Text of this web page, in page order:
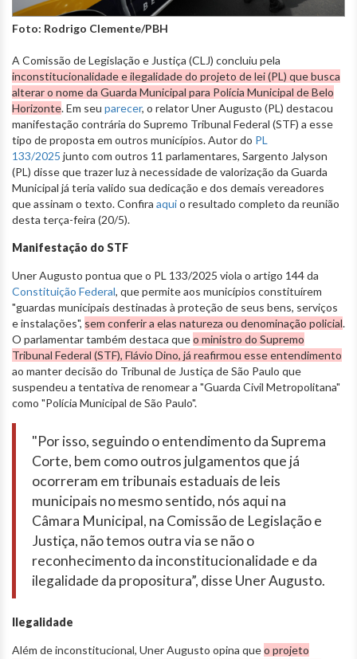
Foto: Rodrigo Clemente/PBH
A Comissão de Legislação e Justiça (CLJ) concluiu pela
inconstitucionalidade e ilegalidade do projeto de lei (PL) que busca
alterar o nome da Guarda Municipal para Polícia Municipal de Belo
Horizonte. Em seu parecer, o relator Uner Augusto (PL) destacou
manifestação contrária do Supremo Tribunal Federal (STF) a esse
tipo de proposta em outros municípios. Autor do PL
133/2025 junto com outros 11 parlamentares, Sargento Jalyson
(PL) disse que trazer luz à necessidade de valorização da Guarda
Municipal já teria valido sua dedicação e dos demais vereadores
que assinam o texto. Confira aquio resultado completo da reunião
desta terça-feira (20/5).
Manifestação do STF
Uner Augusto pontua que o PL 133/2025 viola o artigo 144 da
Constituição Federal, que permite aos municípios constituírem
"guardas municipais destinadas à proteção de seus bens, serviços
e instalações", sem conferir a elas natureza ou denominação policial.
O parlamentar também destaca queo ministro do Supremo
Tribunal Federal (STF), Flávio Dino, já reafirmou esse entendimento
ao manter decisão do Tribunal de Justiça de São Paulo que
suspendeu a tentativa de renomear a "Guarda Civil Metropolitana"
como "Polícia Municipal de São Paulo".
"Por isso, seguindo o entendimento da Suprema
Corte, bem como outros julgamentos que já
ocorreram em tribunais estaduais de leis
municipais no mesmo sentido, nós aqui na
Câmara Municipal, na Comissão de Legislação e
Justiça, não temos outra via se não o
reconhecimento da inconstitucionalidade e da
ilegalidade da propositura”, disse Uner Augusto.
Ilegalidade
Além de inconstitucional, Uner Augusto opina queo projeto